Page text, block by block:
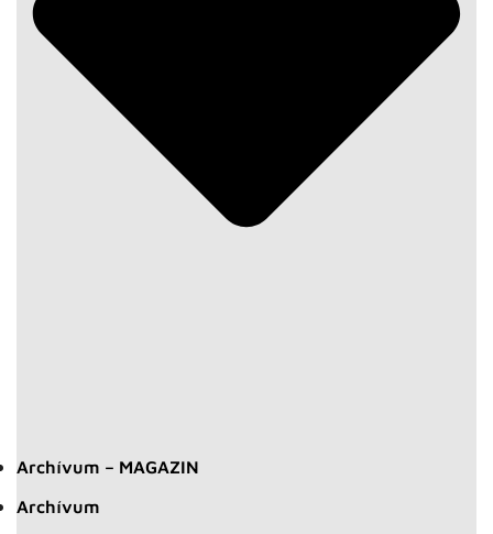
Archívum – MAGAZIN
Archívum